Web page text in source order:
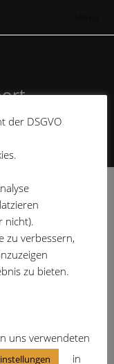
der DSGVO
nicht).
zu verbessern,
zu bieten.
uns verwendeten
in